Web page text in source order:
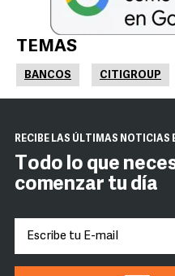
TEMAS
BANCOS CITIGROUP
RECIBE LAS ÚLTIMAS NOTICIAS
Todo lo que
comenzar tu día